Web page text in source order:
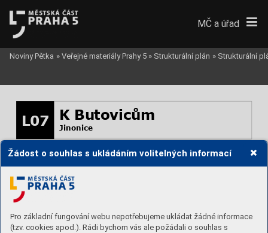
Žádost o souhlas s ukládáním volitelných informací
Pro základní fungování webu nepotřebujeme ukládat žádné informace
(tzv. cookies apod.). Rádi bychom vás ale požádali o souhlas s
K Butovicům
Jinonice
L07
Stabilita rozvojová Výšková hl. VI Míra využití E
Podíl zeleně 0,4 Podlažnost 5
MČ a úřad
Noviny Pětka » Veřejné materiály Prahy 5 » Strukturální plán » Strukturální